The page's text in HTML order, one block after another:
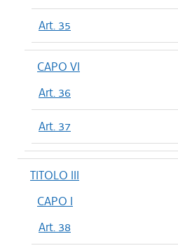
Art. 35
CAPO VI
Art. 36
Art. 37
TITOLO III
CAPO I
Art. 38